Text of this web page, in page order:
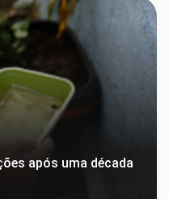
após uma década